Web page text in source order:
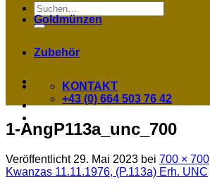
Suchen
nach:
Goldmünzen
Zubehör
KONTAKT
+43 (0) 664 503 76 42
1-AngP113a_unc_700
Veröffentlicht 29. Mai 2023 bei 700 × 700
Kwanzas 11.11.1976, (P.113a) Erh. UNC